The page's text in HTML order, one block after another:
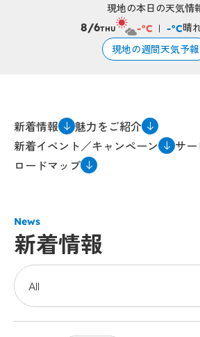
現地の本日の天気情
8/6THU -°C -°C晴
現地の週間天気予報
新着情報
魅力をご紹介
新着イベント／キャンペーン
サ
ロードマップ
News
新着情報